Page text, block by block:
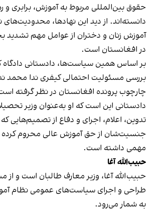
حقوق بین‌المللی مربوط به آموزش، برابری و
دانسته‌اند. از دید این نهادها،
آموزش زنان و دختران از عوامل مهم تشدید
در افغانستان است.
بر اساس همین سیاست‌ها، دادستانی دادگاه
بررسی مسئولیت احتمالی کیفری ندا محمد
چارچوب پرونده افغانستان در نظر گرفته
دادستانی این است که او به‌عنوان وزیر
تدوین، اعلام، اجرای و دفاع از تصمیم‌هایی که
جنسیت‌شان از حق آموزش عالی محروم
مهمی داشته است.
حبیب‌الله آغا
حبیب‌الله آغا، وزیر معارف طالبان است و از
طراحی و اجرای سیاست‌های عمومی نظام
به شمار می‌رود.